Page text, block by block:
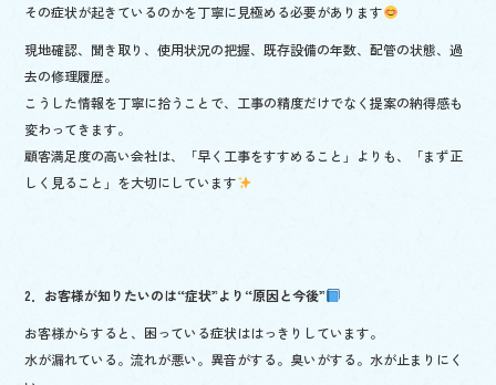
その症状が起きているのかを丁寧に見極める必要があります
現地確認、聞き取り、使用状況の把握、既存設備の年数、配管の状態、過
去の修理履歴。
こうした情報を丁寧に拾うことで、工事の精度だけでなく提案の納得感も
変わってきます。
顧客満足度の高い会社は、「早く工事をすすめること」よりも、「まず正
しく見ること」を大切にしています
2．お客様が知りたいのは“症状”より“原因と今後”
お客様からすると、困っている症状ははっきりしています。
水が漏れている。流れが悪い。異音がする。臭いがする。水が止まりにく